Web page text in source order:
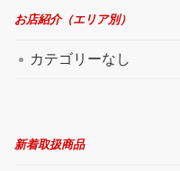
お店紹介（エリア別）
カテゴリーなし
新着取扱商品